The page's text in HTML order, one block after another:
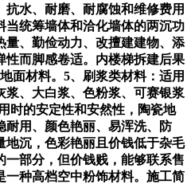
水、耐磨、耐腐蚀和维修费用
当统筹墙体和洽化墙体的两沉功
量、勤俭动力、改擅建建物、添
性而脚感卷适。内楼梯拆建后果
面材料。5、刷浆类材料：适用
、大白浆、色粉浆、可赛银浆
时的安定性和安然性，陶瓷地
耐用、颜色艳丽、易浑洗、防
地沉，色彩艳丽且价钱低于杂毛
部分，但价钱贱，能够联系售
一种高档空中粉饰材料。施工简